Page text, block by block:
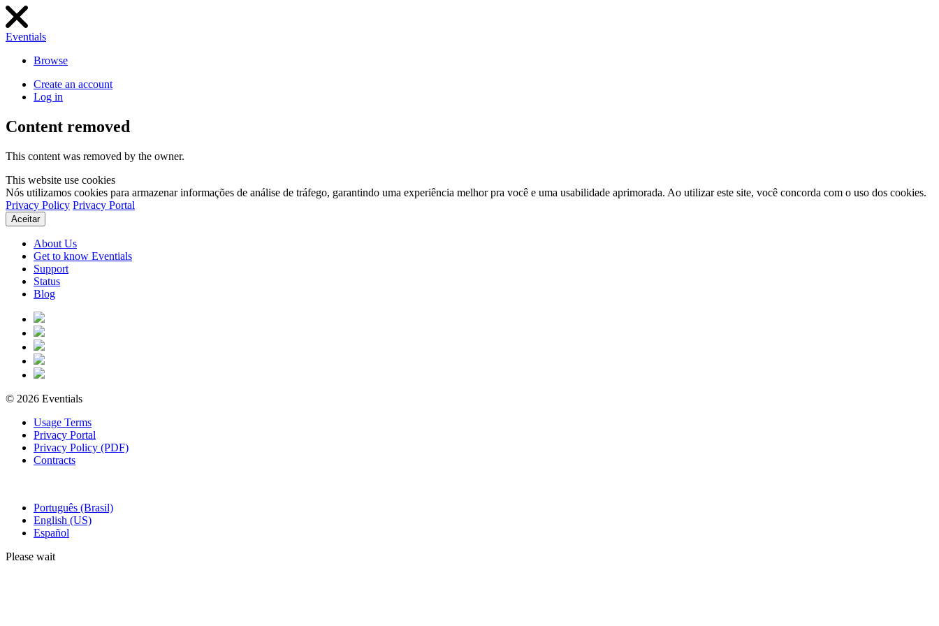
Eventials
Browse
Create an account
Log in
Content removed
This content was removed by the owner.
This website use cookies
Nós utilizamos cookies para armazenar informações de análise de tráfego, garantindo uma experiência melhor pra você e uma usabilidade aprimorada. Ao utilizar este site, você concorda com o uso dos cookies.
Privacy Policy Privacy Portal
Aceitar
About Us
Get to know Eventials
Support
Status
Blog
© 2026 Eventials
Usage Terms
Privacy Portal
Privacy Policy (PDF)
Contracts
Português (Brasil)
English (US)
Español
Please wait